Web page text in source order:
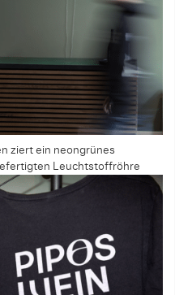
ziert ein neongrünes
Leuchtstoffröhre